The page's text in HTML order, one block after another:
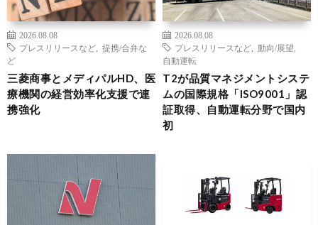
2026.08.08
プレスリリースなど
提携/合弁な
ど
三菱商事とメディパルHD、医
療機関の経営効率化支援で連
携強化
2026.08.08
プレスリリースなど
動向/展望
自動運転
T2が品質マネジメントシステ
ムの国際規格「ISO9001」認
証取得、自動運転分野で国内
初